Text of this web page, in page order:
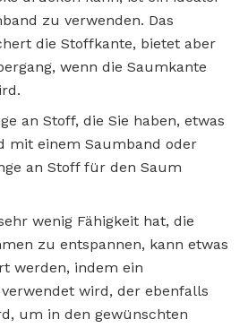
zu verwenden. Das
die Stoffkante, bietet aber
wenn die Saumkante
an Stoff, die Sie haben, etwas
mit einem Saumband oder
an Stoff für den Saum
wenig Fähigkeit hat, die
zu entspannen, kann etwas
werden, indem ein
wird, der ebenfalls
um in den gewünschten